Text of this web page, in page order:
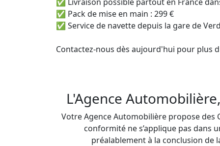
✅ Pack de mise en main : 299 €
✅ Service de navette depuis la gare de
Contactez-nous dès aujourd'hui pour plus
L'Agence
Votre Agence Automobilière propose des
conformité ne s’applique pas dans
préalablement à la conclusion de